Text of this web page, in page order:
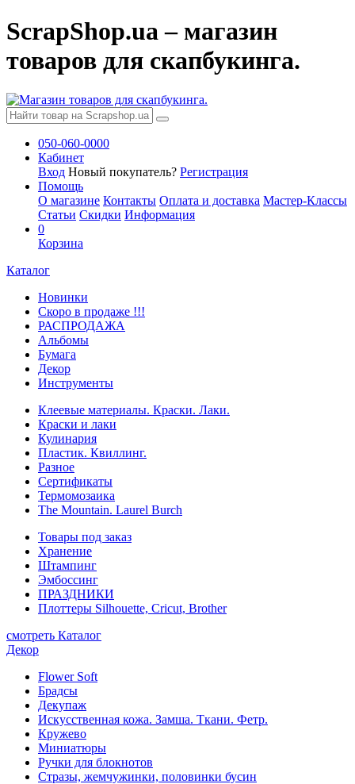
ScrapShop.ua – магазин
товаров для скапбукинга.
050-060-0000
Кабинет
Вход Новый покупатель? Регистрация
Помощь
О магазине Контакты Оплата и доставка Мастер-Классы
Статьи Скидки Информация
0
Корзина
Каталог
Новинки
Скоро в продаже !!!
РАСПРОДАЖА
Альбомы
Бумага
Декор
Инструменты
Клеевые материалы. Краски. Лаки.
Краски и лаки
Кулинария
Пластик. Квиллинг.
Разное
Сертификаты
Термомозаика
The Mountain. Laurel Burch
Товары под заказ
Хранение
Штампинг
Эмбоссинг
ПРАЗДНИКИ
Плоттеры Silhouette, Cricut, Brother
смотреть Каталог
Декор
Flower Soft
Брадсы
Декупаж
Искусственная кожа. Замша. Ткани. Фетр.
Кружево
Миниатюры
Ручки для блокнотов
Стразы, жемчужинки, половинки бусин